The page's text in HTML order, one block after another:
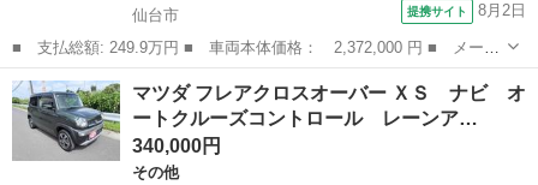
仙台市
提携サイト 8月2日
■ 支払総額: 249.9万円 ■ 車両本体価格： 2,372,000 円 ■ メーカ
ー名： マツダ ■ 車種名： ＣＸ－５ ■ グレード名： ＸＤ ブ
ラックトーンエディション ディーゼル ターボ 純正８型ナビ 全
周囲カメ...
宮城 仙台市 CX-5
マツダ フレアクロスオーバー ＸＳ ナビ オ
ートクルーズコントロール レーンア…
340,000円
その他